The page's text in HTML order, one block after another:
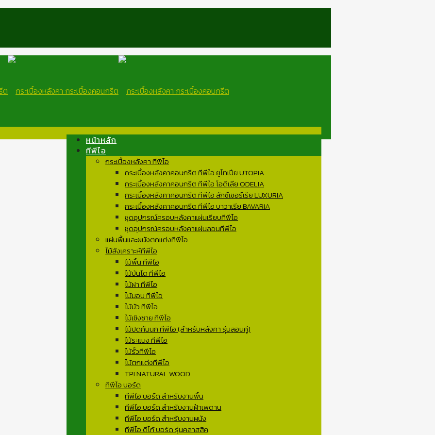
หน้าหลัก
ทีพีไอ
กระเบื้องหลังคา ทีพีไอ
กระเบื้องหลังคาคอนกรีต ทีพีไอ ยูโทเปีย UTOPIA
กระเบื้องหลังคาคอนกรีต ทีพีไอ โอดีเลีย ODELIA
กระเบื้องหลังคาคอนกรีต ทีพีไอ ลักซ์เชอร์เรีย LUXURIA
กระเบื้องหลังคาคอนกรีต ทีพีไอ บาวาเรีย BAVARIA
ชุดอุปกรณ์ครอบหลังคาแผ่นเรียบทีพีไอ
ชุดอุปกรณ์ครอบหลังคาแผ่นลอนทีพีไอ
แผ่นพื้นและผนังตกแต่งทีพีไอ
ไม้สังเคราะห์ทีพีไอ
ไม้พื้น ทีพีไอ
ไม้บันได ทีพีไอ
ไม้ฝา ทีพีไอ
ไม้มอบ ทีพีไอ
ไม้บัว ทีพีไอ
ไม้เชิงชาย ทีพีไอ
ไม้ปิดกันนก ทีพีไอ (สำหรับหลังคา รุ่นลอนคู่)
ไม้ระแนง ทีพีไอ
ไม้รั้วทีพีไอ
ไม้ตกแต่งทีพีไอ
TPI NATURAL WOOD
ทีพีไอ บอร์ด
ทีพีไอ บอร์ด สำหรับงานพื้น
ทีพีไอ บอร์ด สำหรับงานฝ้าเพดาน
ทีพีไอ บอร์ด สำหรับงานผนัง
ทีพีไอ ดีโก้ บอร์ด รุ่นคลาสสิค